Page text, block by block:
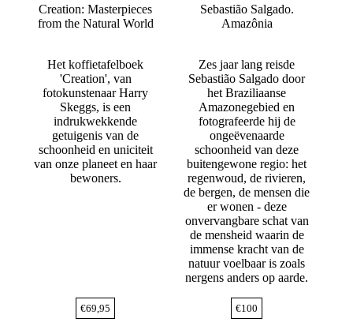
Creation: Masterpieces
from the Natural World
Het koffietafelboek
'Creation', van
fotokunstenaar Harry
Skeggs, is een
indrukwekkende
getuigenis van de
schoonheid en uniciteit
van onze planeet en haar
bewoners.
€69,95
Sebastião Salgado.
Amazônia
Zes jaar lang reisde
Sebastião Salgado door
het Braziliaanse
Amazonegebied en
fotografeerde hij de
ongeëvenaarde
schoonheid van deze
buitengewone regio: het
regenwoud, de rivieren,
de bergen, de mensen die
er wonen - deze
onvervangbare schat van
de mensheid waarin de
immense kracht van de
natuur voelbaar is zoals
nergens anders op aarde.
€100